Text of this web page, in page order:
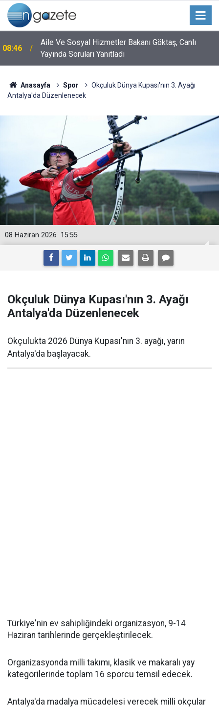
08:46
Aile Ve Sosyal Hizmetler Bakanı Göktaş, Canlı
Yayında Soruları Yanıtladı
Anasayfa Spor
Okçuluk Dünya Kupası'nın 3. Ayağı
Antalya'da Düzenlenecek
15:55
08 Haziran 2026
Okçuluk Dünya Kupası'nın 3. Ayağı
Antalya'da Düzenlenecek
Okçulukta 2026 Dünya Kupası'nın 3. ayağı, yarın
Antalya'da başlayacak.
Türkiye'nin ev sahipliğindeki organizasyon, 9-14
Haziran tarihlerinde gerçekleştirilecek.
Organizasyonda milli takımı, klasik ve makaralı yay
kategorilerinde toplam 16 sporcu temsil edecek.
Antalya'da madalya mücadelesi verecek milli okçular